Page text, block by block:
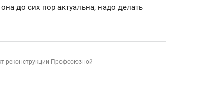
до сих пор актуальна, надо делать
реконструкции Профсоюзной